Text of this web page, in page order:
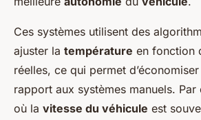
Ces systèmes utilisent des
ajuster la température en fonction
réelles, ce qui permet d’économiser
rapport aux systèmes manuels.
où la vitesse du véhicule est